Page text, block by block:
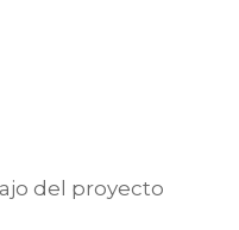
del proyecto